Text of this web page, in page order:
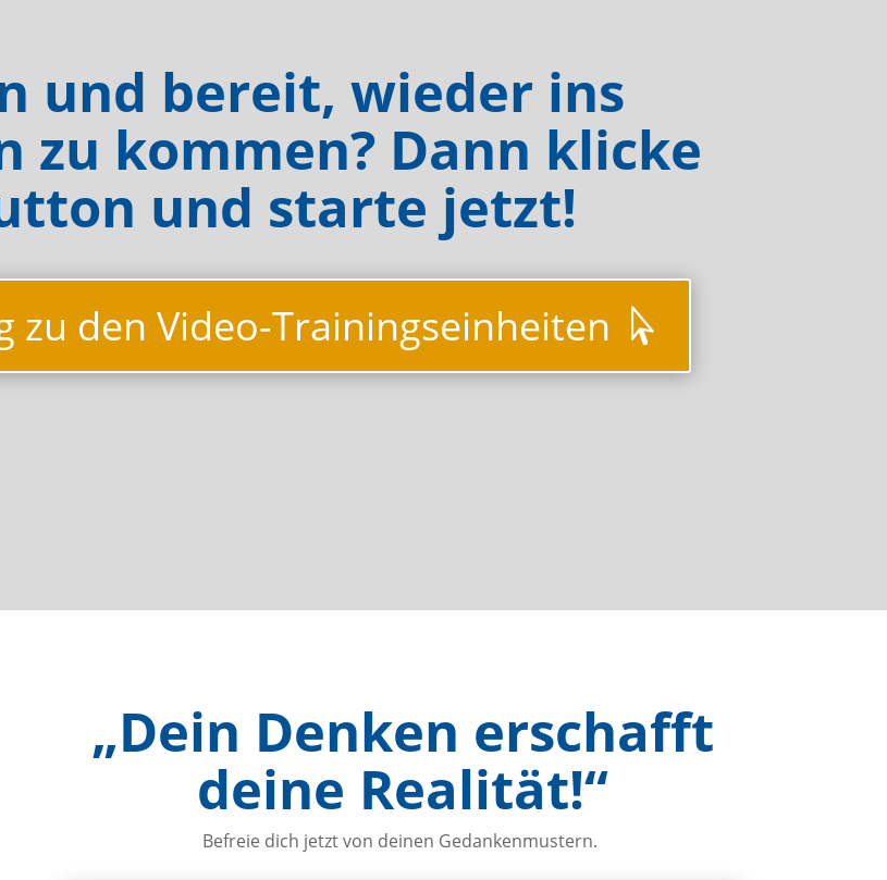
und bereit, wieder ins
zu kommen? Dann klicke
und starte jetzt!
zu den Video-Trainingseinheiten
„Dein Denken erschafft
deine Realität!“
Befreie dich jetzt von deinen Gedankenmustern.